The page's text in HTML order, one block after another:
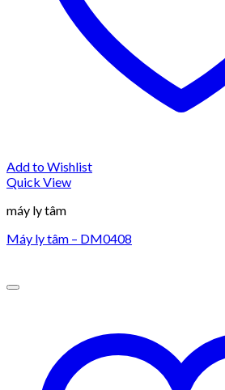
Add to Wishlist
Quick View
máy ly tâm
Máy ly tâm – DM0408